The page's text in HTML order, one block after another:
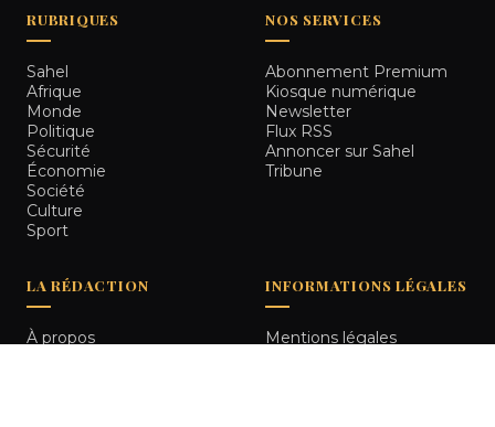
RUBRIQUES
Sahel
Afrique
Monde
Politique
Sécurité
Économie
Société
Culture
Sport
NOS SERVICES
Abonnement Premium
Kiosque numérique
Newsletter
Flux RSS
Annoncer sur Sahel
Tribune
LA RÉDACTION
À propos
INFORMATIONS LÉGALES
Mentions légales